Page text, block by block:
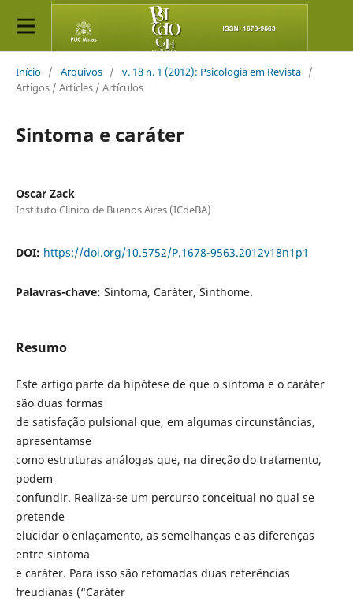
Início / Arquivos / v. 18 n. 1 (2012): Psicologia em Revista /
Artigos / Articles / Artículos
Sintoma e caráter
Oscar Zack
Instituto Clínico de Buenos Aires (ICdeBA)
DOI: https://doi.org/10.5752/P.1678-9563.2012v18n1p1
Palavras-chave: Sintoma, Caráter, Sinthome.
Resumo
Este artigo parte da hipótese de que o sintoma e o caráter
são duas formas
de satisfação pulsional que, em algumas circunstâncias,
apresentamse
como estruturas análogas que, na direção do tratamento,
podem
confundir. Realiza-se um percurso conceitual no qual se
pretende
elucidar o enlaçamento, as semelhanças e as diferenças
entre sintoma
e caráter. Para isso são retomadas duas referências
freudianas (“Caráter